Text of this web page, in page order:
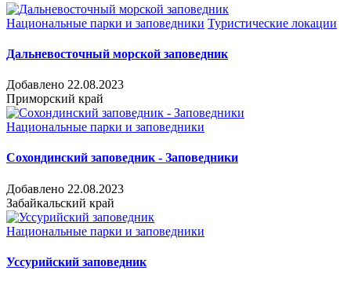
Национальные парки и заповедники Туристические локации
Дальневосточный морской заповедник
Добавлено 22.08.2023
Приморский край
Национальные парки и заповедники
Сохондинский заповедник - Заповедники
Добавлено 22.08.2023
Забайкальский край
Национальные парки и заповедники
Уссурийский заповедник